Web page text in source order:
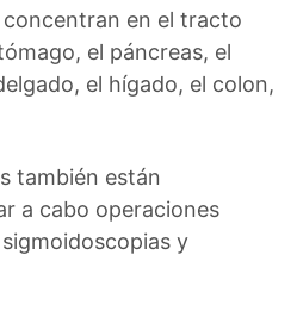
en el tracto
el páncreas, el
el hígado, el colon,
también están
a cabo operaciones
y